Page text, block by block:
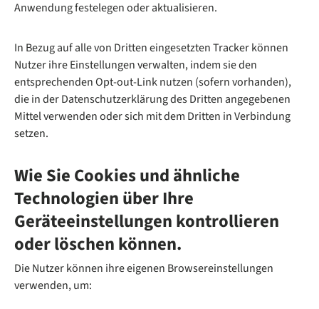
Anwendung festelegen oder aktualisieren.
In Bezug auf alle von Dritten eingesetzten Tracker können
Nutzer ihre Einstellungen verwalten, indem sie den
entsprechenden Opt-out-Link nutzen (sofern vorhanden),
die in der Datenschutzerklärung des Dritten angegebenen
Mittel verwenden oder sich mit dem Dritten in Verbindung
setzen.
Wie Sie Cookies und ähnliche
Technologien über Ihre
Geräteeinstellungen kontrollieren
oder löschen können.
Die Nutzer können ihre eigenen Browsereinstellungen
verwenden, um: